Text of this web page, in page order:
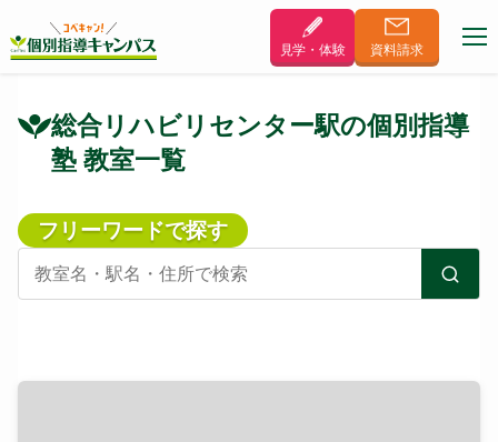
見学・体験 資料請求
総合リハビリセンター駅の個別指導
塾 教室一覧
フリーワードで探す